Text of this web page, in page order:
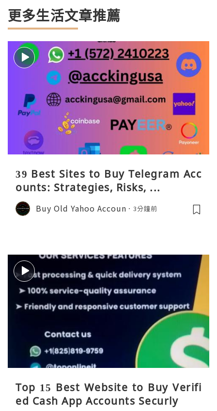
更多生活文章推薦
39 Best Sites to Buy Telegram Acc
ounts: Strategies, Risks, ...
Buy Old Yahoo Accoun 3分鐘前
Top 15 Best Website to Buy Verifi
ed Cash App Accounts Securly